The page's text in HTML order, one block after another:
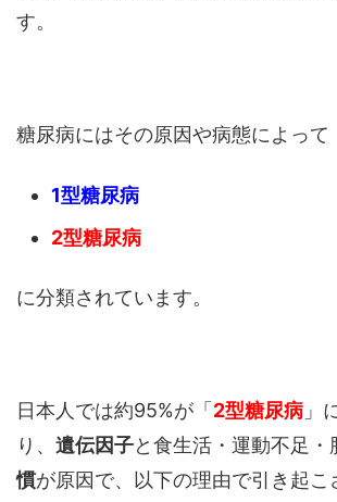
す。
糖尿病にはその原因や病態によって
1型糖尿病
2型糖尿病
に分類されています。
日本人では約95%が「 2型糖尿病 」
り、 遺伝因子と食生活・運動不足・
慣が原因で、以下の理由で引き起こ